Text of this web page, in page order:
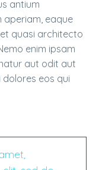
antium
aperiam, eaque
quasi architecto
enim ipsam
aut odit aut
eos qui